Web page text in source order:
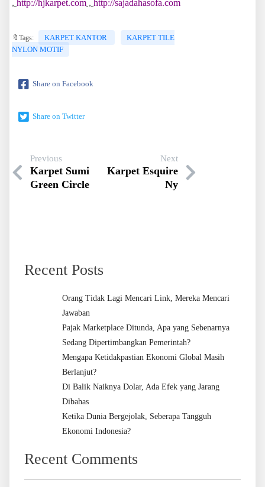
, http://hjkarpet.com , http://sajadahasofa.com
🔖Tags: KARPET KANTOR
KARPET TILE
NYLON MOTIF
Share on Facebook
Share on Twitter
Previous
Karpet Sumi
Green Circle
Next
Karpet Esquire
Ny
Recent Posts
Orang Tidak Lagi Mencari Link, Mereka Mencari
Jawaban
Pajak Marketplace Ditunda, Apa yang Sebenarnya
Sedang Dipertimbangkan Pemerintah?
Mengapa Ketidakpastian Ekonomi Global Masih
Berlanjut?
Di Balik Naiknya Dolar, Ada Efek yang Jarang
Dibahas
Ketika Dunia Bergejolak, Seberapa Tangguh
Ekonomi Indonesia?
Recent Comments